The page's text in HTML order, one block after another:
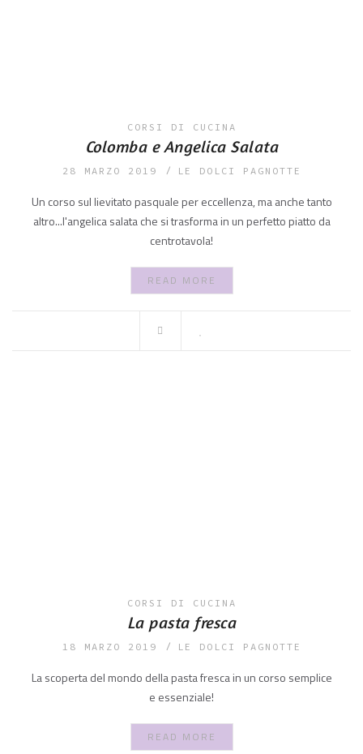
CORSI DI CUCINA
Colomba e Angelica Salata
28 MARZO 2019 LE DOLCI PAGNOTTE
Un corso sul lievitato pasquale per eccellenza, ma anche tanto
altro...l'angelica salata che si trasforma in un perfetto piatto da
centrotavola!
READ MORE
CORSI DI CUCINA
La pasta fresca
18 MARZO 2019 LE DOLCI PAGNOTTE
La scoperta del mondo della pasta fresca in un corso semplice
e essenziale!
READ MORE